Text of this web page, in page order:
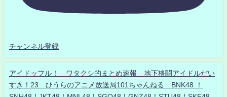
チャンネル登録
アイドッフル！ ワタクシ的まとめ速報 地下格闘アイドルだい
すき！23 ひうらのアニメ放送局101ちゃんねる BNK48 ！